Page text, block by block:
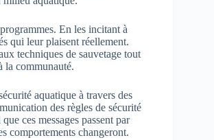
En les incitant à
qui leur plaisent réellement.
techniques de sauvetage tout
la communauté.
aquatique à travers des
des règles de sécurité
ces messages passent par
comportements changeront.